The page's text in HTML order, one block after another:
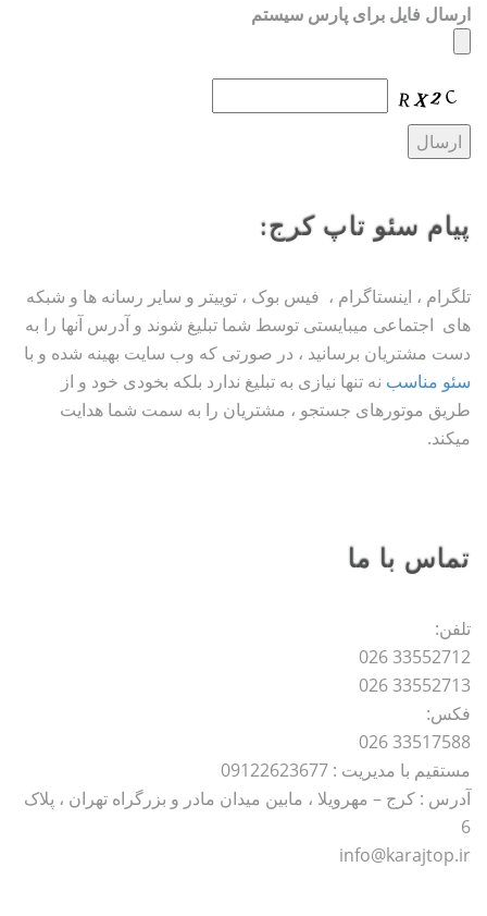
ارسال فایل برای پارس سیستم
پیام سئو تاپ کرج:
تلگرام ، اینستاگرام ، فیس بوک ، توییتر و سایر رسانه ها و شبکه
های اجتماعی میبایستی توسط شما تبلیغ شوند و آدرس آنها را به
دست مشتریان برسانید ، در صورتی که وب سایت بهینه شده و با
سئو مناسب نه تنها نیازی به تبلیغ ندارد بلکه بخودی خود و از
طریق موتورهای جستجو ، مشتریان را به سمت شما هدایت
میکند.
تماس با ما
تلفن:
33552712 026
33552713 026
فکس:
33517588 026
مستقیم با مدیریت : 09122623677
آدرس : کرج – مهرویلا ، مابین میدان مادر و بزرگراه تهران ، پلاک
6
info@karajtop.ir